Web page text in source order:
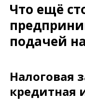
Что ещё
подачей
Налоговая
кредитная